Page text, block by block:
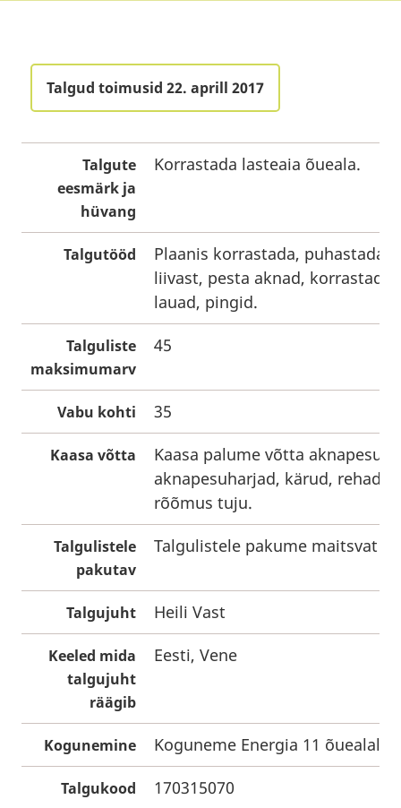
Talgud toimusid 22. aprill 2017
Talgute
eesmärk ja
hüvang
Korrastada lasteaia õueala.
Talgutööd
Plaanis korrastada, puhastada
liivast, pesta aknad,
lauad, pingid.
Talguliste
maksimumarv
45
Vabu kohti 35
Kaasa võtta
Kaasa palume võtta
aknapesuharjad, kärud, rehad,
rõõmus tuju.
Talgulistele
pakutav
Talgulistele pakume maitsvat
Talgujuht Heili Vast
Keeled mida
talgujuht
räägib
Eesti, Vene
Kogunemine Koguneme Energia 11 õuealal.
Talgukood 170315070